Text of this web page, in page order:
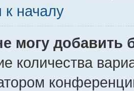
к началу
могу добавить
количества